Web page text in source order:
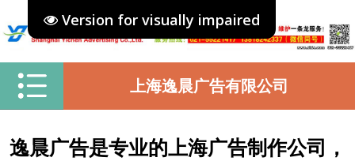
Version for visually impaired
上海逸晨广告有限公司
逸晨广告是专业的上海广告制作公司，